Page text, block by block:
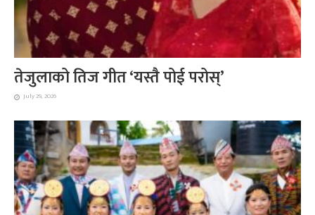
तेजुलाको तिज गीत ‘यस्तै पोई परोस्’
July 29, 2026